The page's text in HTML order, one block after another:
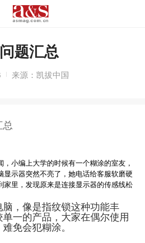
题汇总
来源：凯拔中国
小编上大学的时候有一个糊涂的室友，
显示器突然不亮了，她电话给客服软磨硬
家里，发现原来是连接显示器的传感线松
脑，像是指纹锁这种功能丰
一的产品，大家在偶尔使用
免会犯糊涂。